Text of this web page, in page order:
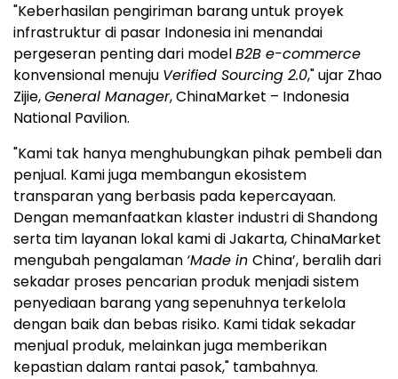
"Keberhasilan pengiriman barang untuk proyek
infrastruktur di pasar Indonesia ini menandai
pergeseran penting dari modelB2B e-commerce
konvensional menuju Verified Sourcing 2.0," ujar Zhao
Zijie,General Manager, ChinaMarket – Indonesia
National Pavilion.
"Kami tak hanya menghubungkan pihak pembeli dan
penjual. Kami juga membangun ekosistem
transparan yang berbasis pada kepercayaan.
Dengan memanfaatkan klaster industri di Shandong
serta tim layanan lokal kami di Jakarta, ChinaMarket
mengubah pengalaman ‘Made in China’, beralih dari
sekadar proses pencarian produk menjadi sistem
penyediaan barang yang sepenuhnya terkelola
dengan baik dan bebas risiko. Kami tidak sekadar
menjual produk, melainkan juga memberikan
kepastian dalam rantai pasok," tambahnya.